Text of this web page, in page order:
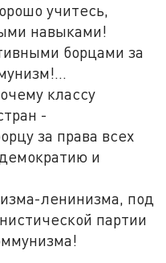
учитесь,
навыками!
борцами за
классу
-
за права всех
и
ленинизма, под
партии